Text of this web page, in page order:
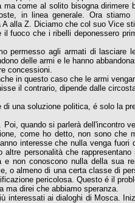
come al solito bisogna dirimere
in linea generale. Ora
alla Z. Diciamo che col suo Vice
fuoco che i ribelli deponessero
permesso agli armati di lasciare
delle armi e le hanno
concessioni.
in questo caso che le armi
il contrario, dipende dalle
una soluzione politica, é solo la
quando si parlerà dell'incontro
come ho detto, non sono che
interesse che nulla venga
personalità che
non conoscono nulla della sua
o almeno di una certa classe di
pericolosa. Questo é il
ma direi che abbiamo speranza.
interessati ai dialoghi di Mosca.